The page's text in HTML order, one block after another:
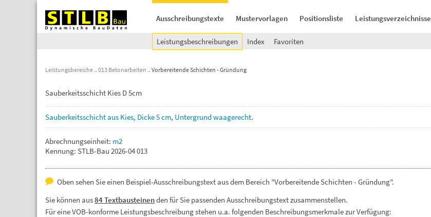
Ausschreibungstexte Mustervorlagen Positionsliste Leistungsverzeichnisse
Leistungsbeschreibungen Index Favoriten
Leistungsbereiche 013 Betonarbeiten Vorbereitende Schichten - Gründung
Sauberkeitsschicht Kies D 5cm
Sauberkeitsschichtaus Kies, Dicke5cm, Untergrundwaagerecht.
Abrechnungseinheit: m2
Kennung: STLB-Bau 2026-04 013
Oben sehen Sie einen Beispiel-Ausschreibungstext aus dem Bereich "Vorbereitende Schichten - Gründung".
Sie können aus84 Textbausteinenden für Sie passenden Ausschreibungstext zusammenstellen.
Für eine VOB-konforme Leistungsbeschreibung stehen u.a. folgenden Beschreibungsmerkmale zur Verfügung: